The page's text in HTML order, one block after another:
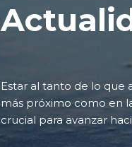
Estar al tanto de lo
más próximo como en
crucial para avanzar